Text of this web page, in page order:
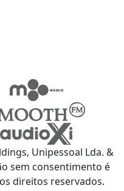
Unipessoal Lda. &
sem consentimento é
direitos reservados.